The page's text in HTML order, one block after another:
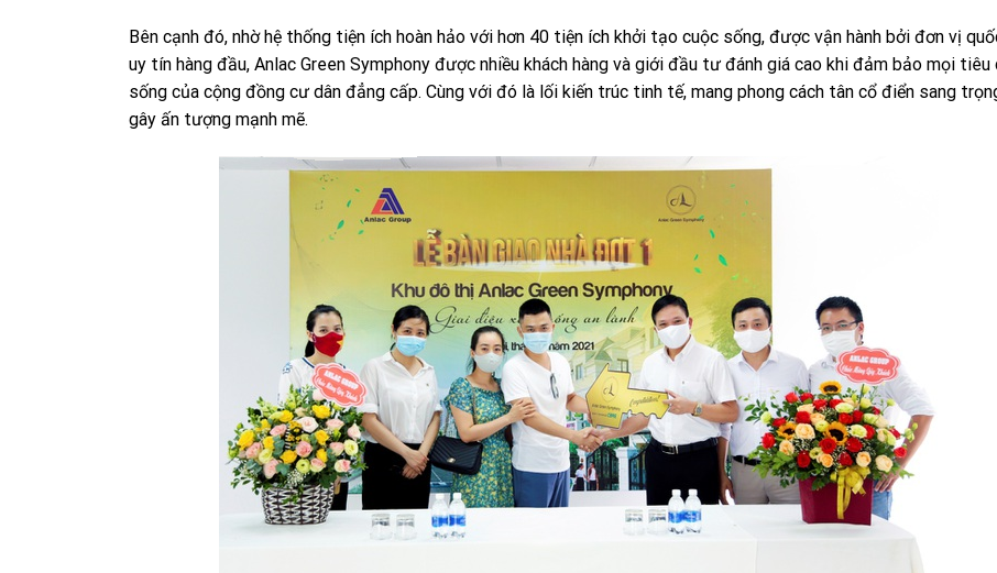
Bên cạnh đó, nhờ hệ thống tiện ích hoàn hảo với hơn 40 tiện ích khởi tạo cuộc sống, được vận hành bởi đơn vị
uy tín hàng đầu, Anlac Green Symphony được nhiều khách hàng và giới đầu tư đánh giá cao khi đảm bảo mọi tiêu
sống của cộng đồng cư dân đẳng cấp. Cùng với đó là lối kiến trúc tinh tế, mang phong cách tân cổ điển sang
gây ấn tượng mạnh mẽ.